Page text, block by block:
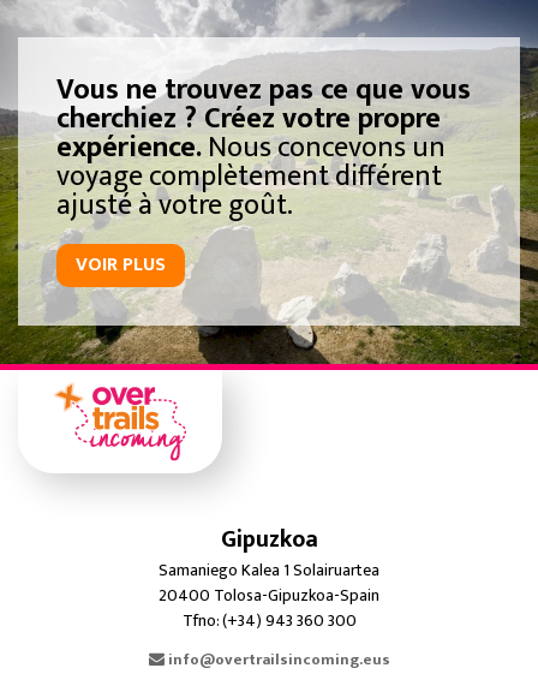
Vous ne trouvez pas ce que vous
cherchiez ? Créez votre propre
expérience.Nous concevons un
voyage complètement différent
ajusté à votre goût.
VOIR PLUS
Gipuzkoa
Samaniego Kalea 1 Solairuartea
20400 Tolosa-Gipuzkoa-Spain
Tfno: (+34) 943 360 300
info@overtrailsincoming.eus